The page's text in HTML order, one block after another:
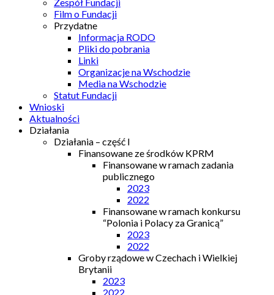
Film o Fundacji
Przydatne
Informacja RODO
Pliki do pobrania
Linki
Organizacje na Wschodzie
Media na Wschodzie
Statut Fundacji
Wnioski
Aktualności
Działania
Działania – część I
Finansowane ze środków KPRM
Finansowane w ramach zadania
publicznego
2023
2022
Finansowane w ramach konkursu
“Polonia i Polacy za Granicą”
2023
2022
Groby rządowe w Czechach i Wielkiej
Brytanii
2023
2022